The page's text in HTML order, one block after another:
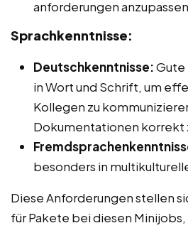
anforderungen
Sprachkenntnisse:
Deutschkenntnisse:Gute
in Wort und Schrift, um
Kollegen zu
Dokumentationen korrekt
besonders in
Diese Anforderungen stellen
für Pakete bei diesen